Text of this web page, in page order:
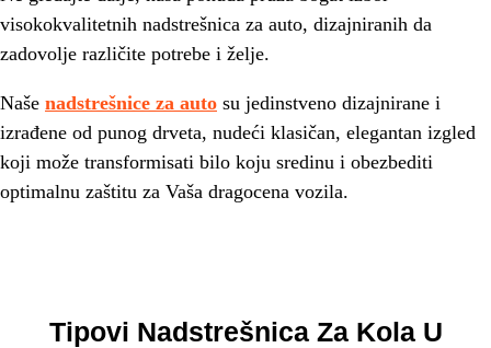
visokokvalitetnih nadstrešnica za auto, dizajniranih da
zadovolje različite potrebe i želje.
Naše nadstrešnice za auto su jedinstveno dizajnirane i
izrađene od punog drveta, nudeći klasičan, elegantan izgled
koji može transformisati bilo koju sredinu i obezbediti
optimalnu zaštitu za Vaša dragocena vozila.
Tipovi Nadstrešnica Za Kola U